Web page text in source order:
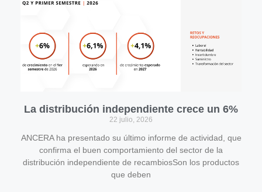
La distribución independiente crece un 6%
22 julio, 2026
ANCERA ha presentado su último informe de actividad, que
confirma el buen comportamiento del sector de la
distribución independiente de recambiosSon los productos
que deben